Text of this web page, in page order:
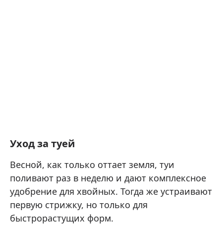
Уход за туей
Весной, как только оттает земля, туи
поливают раз в неделю и дают комплексное
удобрение для хвойных. Тогда же устраивают
первую стрижку, но только для
быстрорастущих форм.